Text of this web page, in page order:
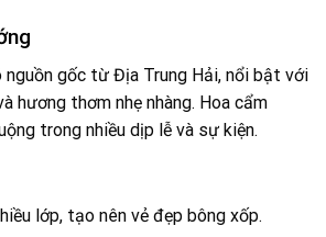
nguồn gốc từ Địa Trung Hải, nổi bật với
hương thơm nhẹ nhàng. Hoa cẩm
trong nhiều dịp lễ và sự kiện.
lớp, tạo nên vẻ đẹp bông xốp.